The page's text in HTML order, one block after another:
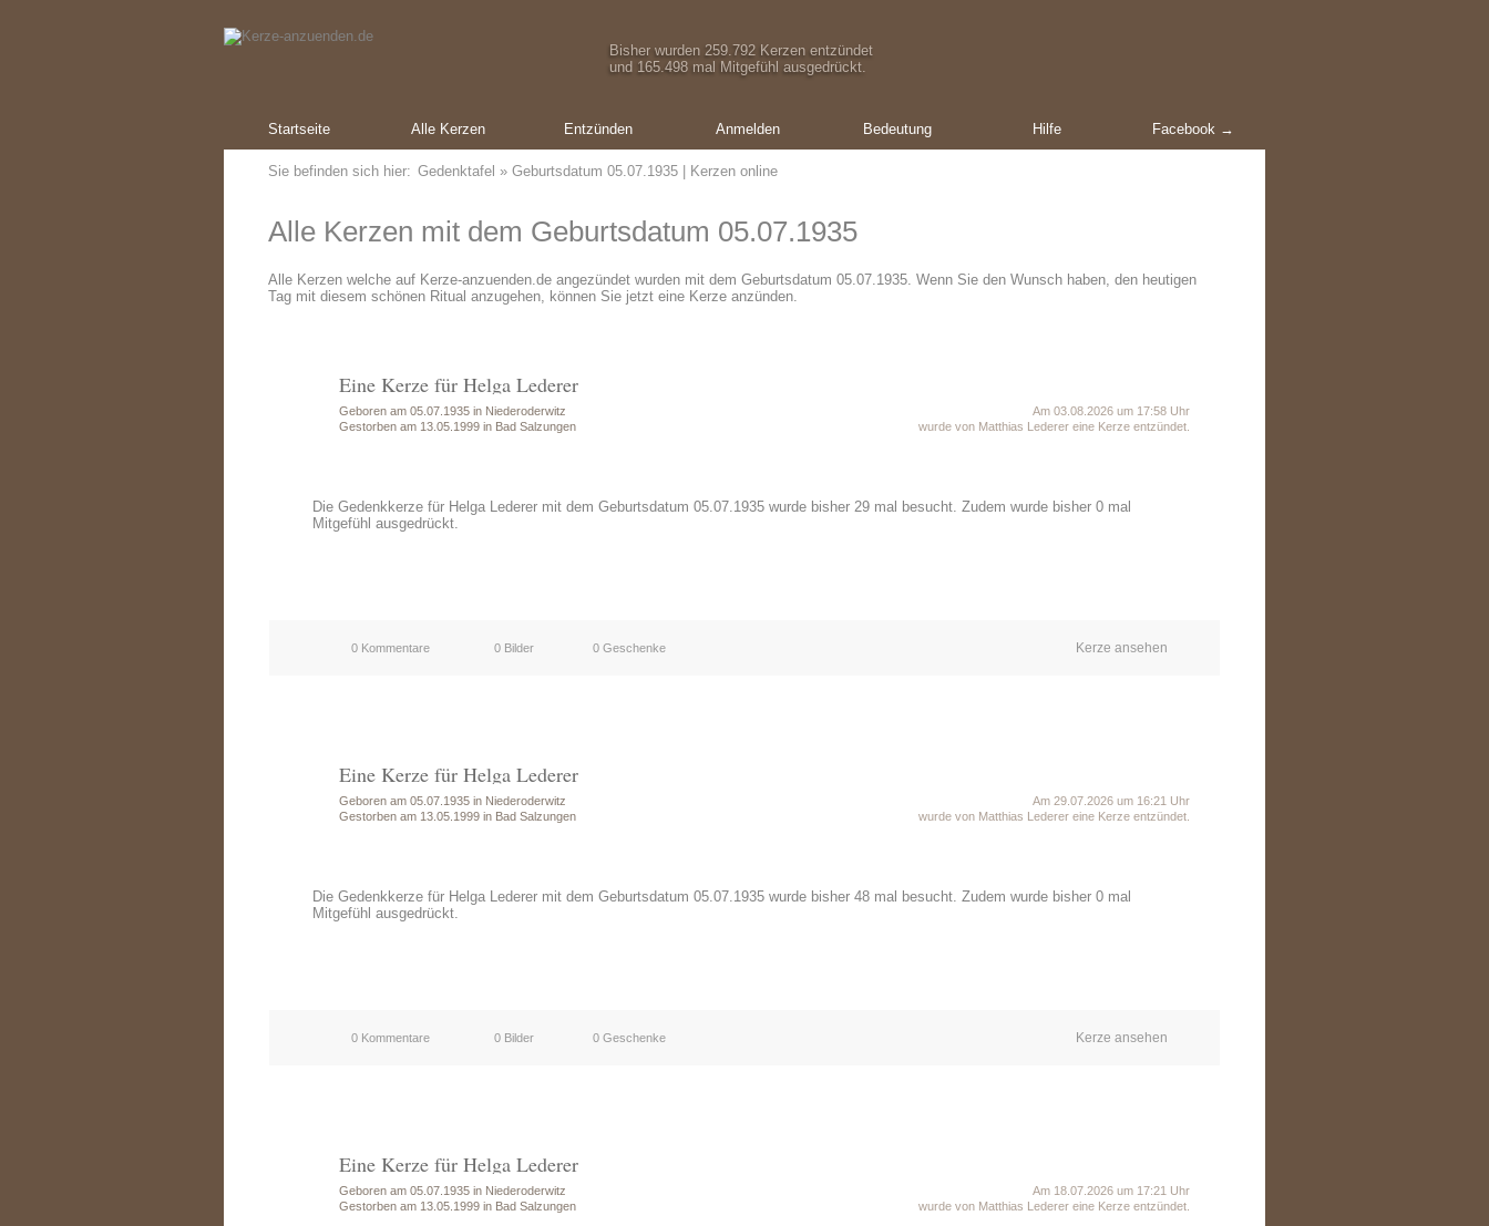
Bisher wurden 259.792 Kerzen entzündet
und 165.498 mal Mitgefühl ausgedrückt.
Startseite Alle Kerzen Entzünden Anmelden Bedeutung Hilfe Facebook →
Sie befinden sich hier: Gedenktafel » Geburtsdatum 05.07.1935 | Kerzen online
Alle Kerzen mit dem Geburtsdatum 05.07.1935
Alle Kerzen welche auf Kerze-anzuenden.de angezündet wurden mit dem Geburtsdatum 05.07.1935. Wenn Sie den Wunsch haben, den heutigen
Tag mit diesem schönen Ritual anzugehen, können Sie jetzt eine Kerze anzünden.
Eine Kerze für Helga Lederer
Geboren am 05.07.1935 in Niederoderwitz
Gestorben am 13.05.1999 in Bad Salzungen
Am 03.08.2026 um 17:58 Uhr
wurde von Matthias Lederer eine Kerze entzündet.
Die Gedenkkerze für Helga Lederer mit dem Geburtsdatum 05.07.1935 wurde bisher 29 mal besucht. Zudem wurde bisher 0 mal
Mitgefühl ausgedrückt.
0 Kommentare 0 Bilder 0 Geschenke Kerze ansehen
Eine Kerze für Helga Lederer
Geboren am 05.07.1935 in Niederoderwitz
Gestorben am 13.05.1999 in Bad Salzungen
Am 29.07.2026 um 16:21 Uhr
wurde von Matthias Lederer eine Kerze entzündet.
Die Gedenkkerze für Helga Lederer mit dem Geburtsdatum 05.07.1935 wurde bisher 48 mal besucht. Zudem wurde bisher 0 mal
Mitgefühl ausgedrückt.
0 Kommentare 0 Bilder 0 Geschenke Kerze ansehen
Eine Kerze für Helga Lederer
Geboren am 05.07.1935 in Niederoderwitz
Gestorben am 13.05.1999 in Bad Salzungen
Am 18.07.2026 um 17:21 Uhr
wurde von Matthias Lederer eine Kerze entzündet.